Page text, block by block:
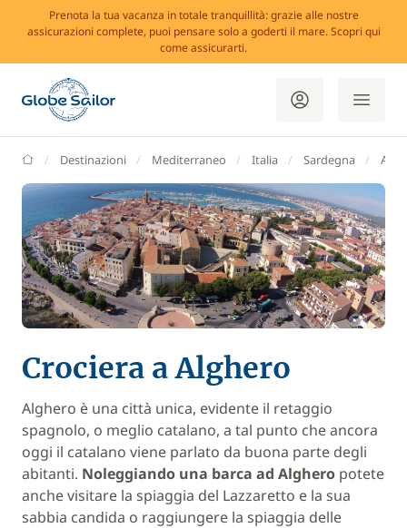
Prenota la tua vacanza in totale tranquillità: grazie alle nostre
assicurazioni complete, puoi pensare solo a goderti il mare. Scopri qui
come assicurarti.
GlobeSailor
Destinazioni Mediterraneo Italia Sardegna
Crociera a Alghero
Alghero è una città unica, evidente il retaggio
spagnolo, o meglio catalano, a tal punto che ancora
oggi il catalano viene parlato da buona parte degli
abitanti. Noleggiando una barca ad Alghero potete
anche visitare la spiaggia del Lazzaretto e la sua
sabbia candida o raggiungere la spiaggia delle